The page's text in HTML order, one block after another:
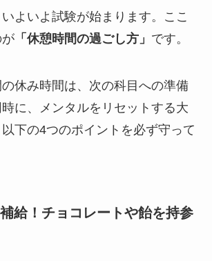
よいよ試験が始まります。ここ
「休憩時間の過ごし方」 です。
休み時間は、次の科目への準備
に、メンタルをリセットする大
下の4つのポイントを必ず守って
給！チョコレートや飴を持参